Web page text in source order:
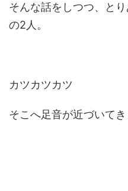
そんな話をしつつ、と
の2人。
カツカツカツ
そこへ足音が近づいてき